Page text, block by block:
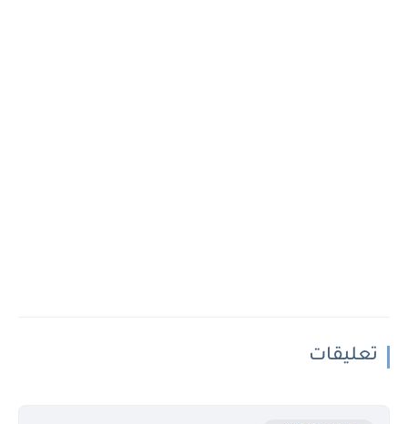
تعليقات